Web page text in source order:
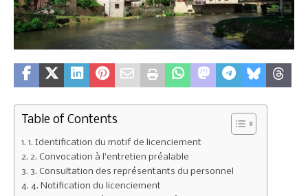
Table of Contents
1. Identification du motif de licenciement
2. Convocation à l’entretien préalable
3. Consultation des représentants du personnel
4. Notification du licenciement